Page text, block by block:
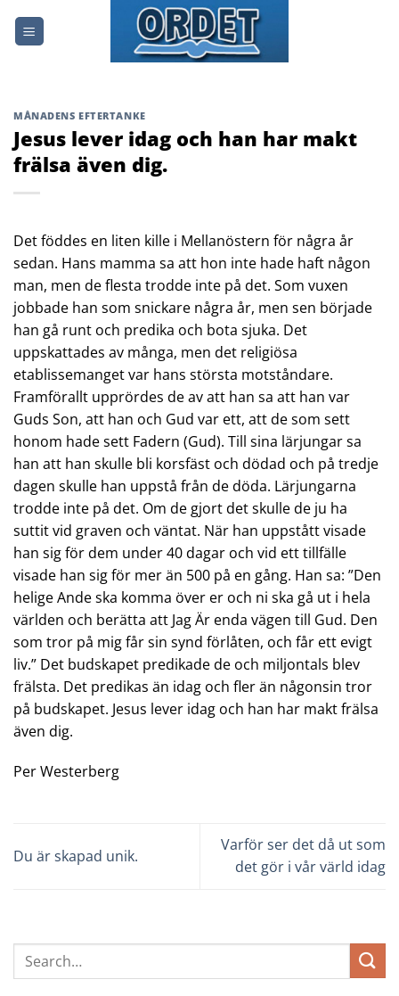
MÅNADENS EFTERTANKE
Jesus lever idag och han har makt
frälsa även dig.
Det föddes en liten kille i Mellanöstern för några år
sedan. Hans mamma sa att hon inte hade haft någon
man, men de flesta trodde inte på det. Som vuxen
jobbade han som snickare några år, men sen började
han gå runt och predika och bota sjuka. Det
uppskattades av många, men det religiösa
etablissemanget var hans största motståndare.
Framförallt upprördes de av att han sa att han var
Guds Son, att han och Gud var ett, att de som sett
honom hade sett Fadern (Gud). Till sina lärjungar sa
han att han skulle bli korsfäst och dödad och på tredje
dagen skulle han uppstå från de döda. Lärjungarna
trodde inte på det. Om de gjort det skulle de ju ha
suttit vid graven och väntat. När han uppstått visade
han sig för dem under 40 dagar och vid ett tillfälle
visade han sig för mer än 500 på en gång. Han sa: ”Den
helige Ande ska komma över er och ni ska gå ut i hela
världen och berätta att Jag Är enda vägen till Gud. Den
som tror på mig får sin synd förlåten, och får ett evigt
liv.” Det budskapet predikade de och miljontals blev
frälsta. Det predikas än idag och fler än någonsin tror
på budskapet. Jesus lever idag och han har makt frälsa
även dig.
Per Westerberg
Du är skapad unik.
Varför ser det då ut som
det gör i vår värld idag